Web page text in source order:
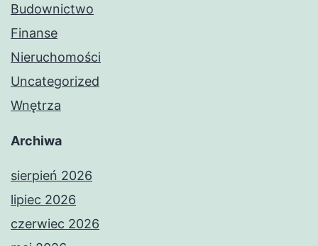
Budownictwo
Finanse
Nieruchomości
Uncategorized
Wnętrza
Archiwa
sierpień 2026
lipiec 2026
czerwiec 2026